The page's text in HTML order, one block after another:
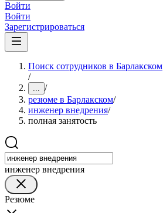
Войти
Войти
Зарегистрироваться
Поиск сотрудников в Барлакском
/
... /
резюме в Барлакском/
инженер внедрения/
полная занятость
инженер внедрения
Резюме